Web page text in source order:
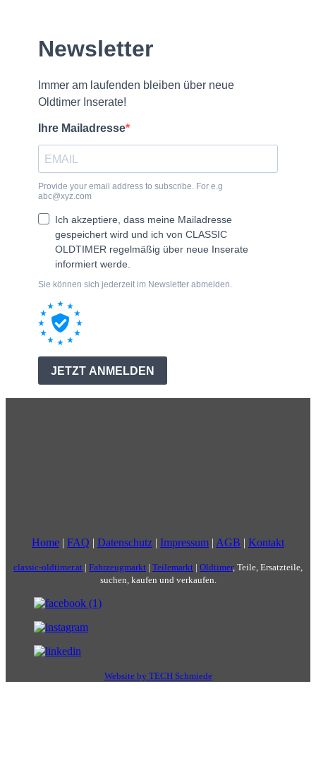
Home | FAQ | Datenschutz | Impressum | AGB | Kontakt
classic-oldtimer.at | Fahrzeugmarkt | Teilemarkt | Oldtimer, Teile, Ersatzteile,
suchen, kaufen und verkaufen.
Website by TECH Schmiede